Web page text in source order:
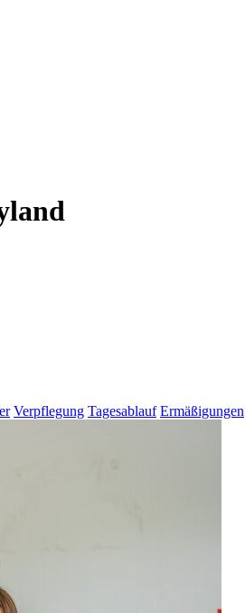
Verpflegung Tagesablauf Ermäßigungen